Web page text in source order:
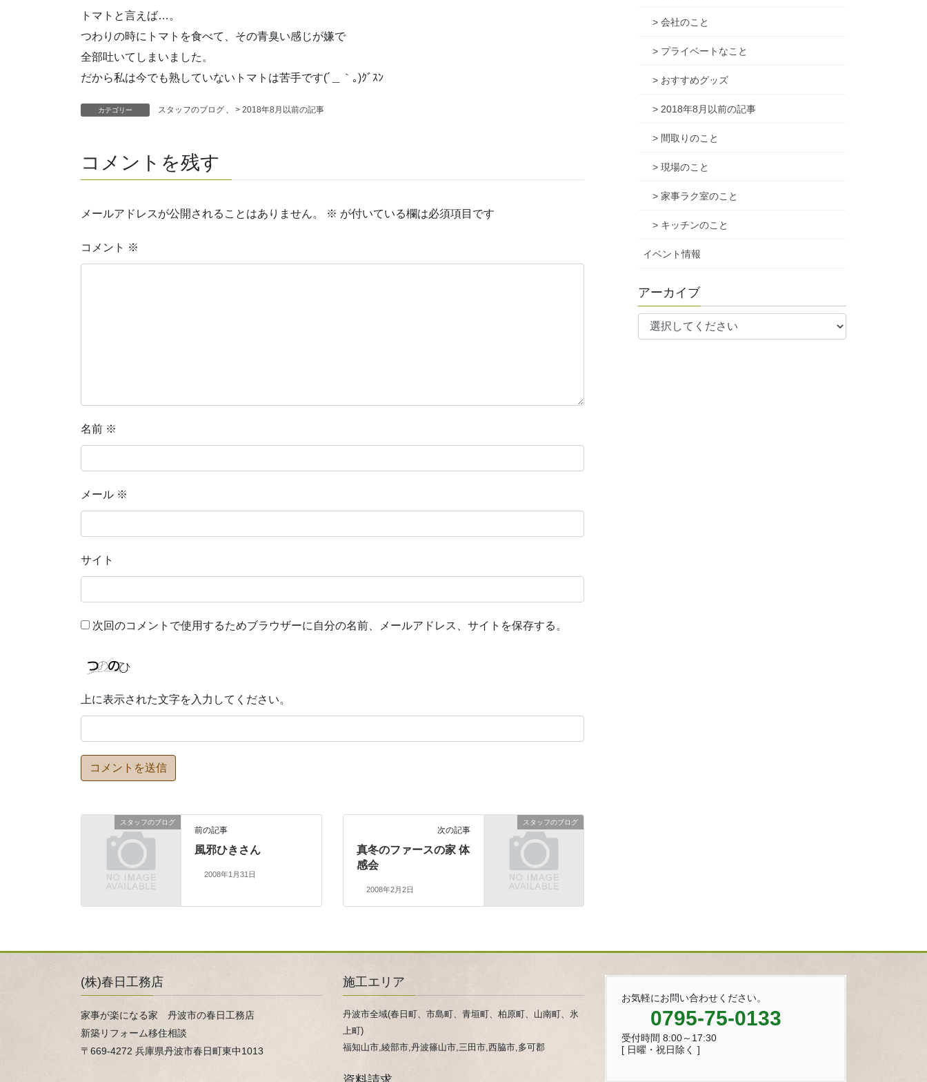
トマトと言えば…。
つわりの時にトマトを食べて、その青臭い感じが嫌で
全部吐いてしまいました。
だから私は今でも熟していないトマトは苦手です(´＿｀｡)ｸﾞｽﾝ
カテゴリー スタッフのブログ 、 > 2018年8月以前の記事
コメントを残す
メールアドレスが公開されることはありません。 ※ が付いている欄は必須項目です
コメント ※
名前 ※
メール ※
サイト
次回のコメントで使用するためブラウザーに自分の名前、メールアドレス、サイトを保存する。
上に表示された文字を入力してください。
スタッフのブログ
前の記事
風邪ひきさん
2008年1月31日
スタッフのブログ
次の記事
真冬のファースの家 体
感会
2008年2月2日
> 会社のこと
> プライベートなこと
> おすすめグッズ
> 2018年8月以前の記事
> 間取りのこと
> 現場のこと
> 家事ラク室のこと
> キッチンのこと
イベント情報
アーカイブ
(株)春日工務店
家事が楽になる家 丹波市の春日工務店
新築リフォーム移住相談
〒669-4272 兵庫県丹波市春日町東中1013
施工エリア
丹波市全域(春日町、市島町、青垣町、柏原町、山南町、氷
上町)
福知山市,綾部市,丹波篠山市,三田市,西脇市,多可郡
お気軽にお問い合わせください。
0795-75-0133
受付時間 8:00～17:30
[ 日曜・祝日除く ]